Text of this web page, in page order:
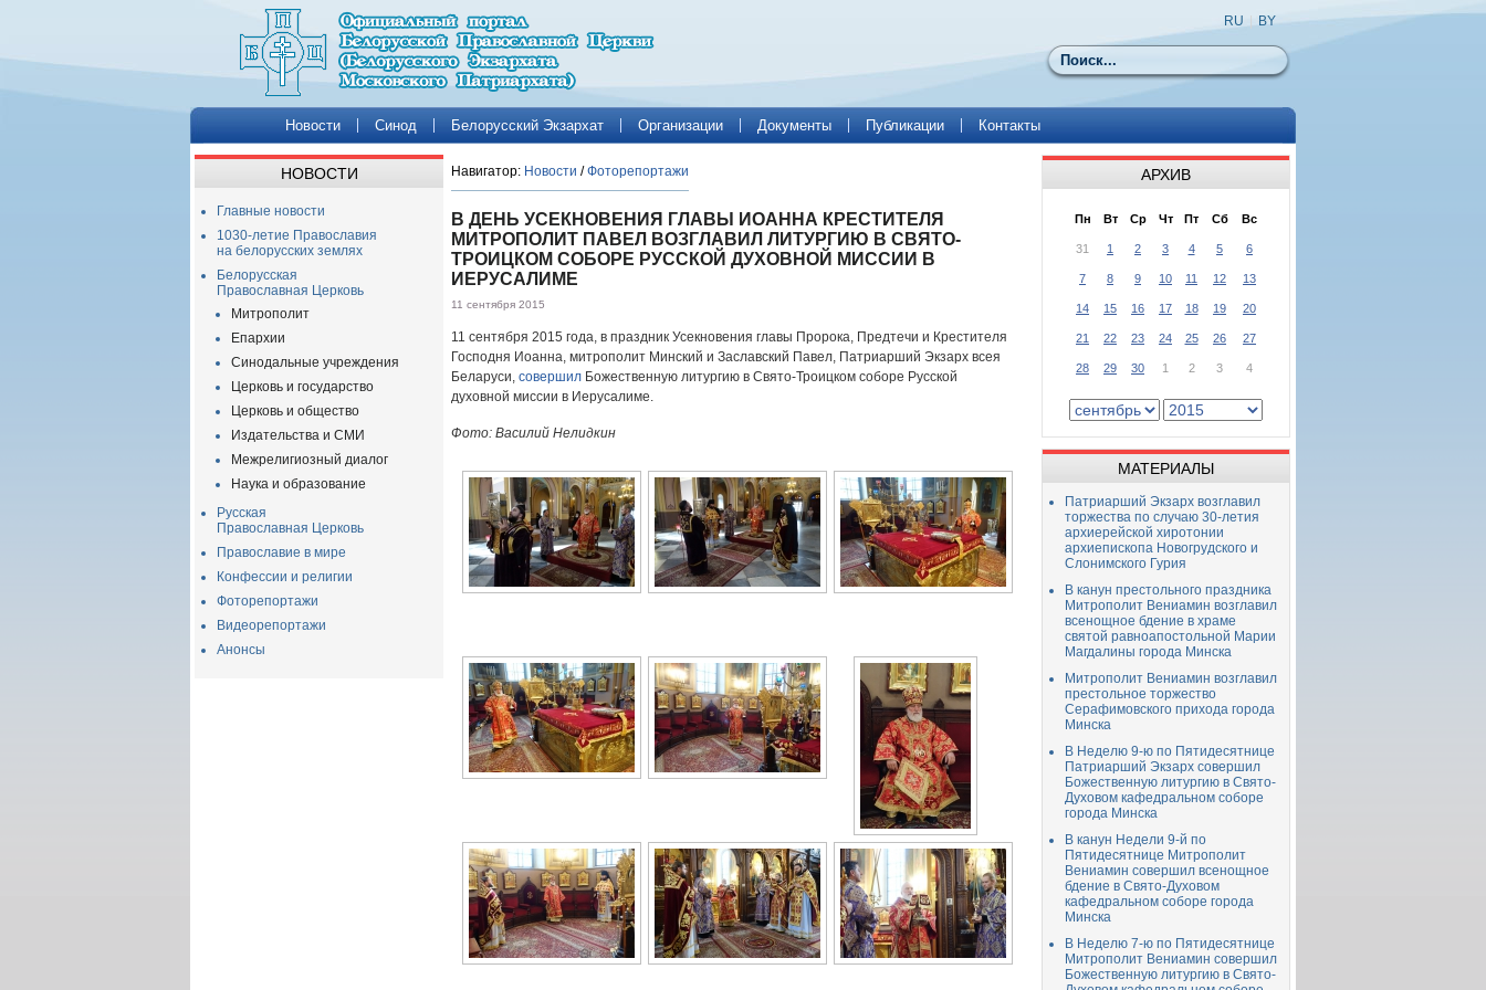
Поиск
RU BY
Новости Синод Белорусский Экзархат Организации Документы Публикации Контакты
НОВОСТИ
Главные новости
1030-летие Православия
на белорусских землях
Белорусская
Православная Церковь
Митрополит
Епархии
Синодальные учреждения
Церковь и государство
Церковь и общество
Издательства и СМИ
Межрелигиозный диалог
Наука и образование
Русская
Православная Церковь
Православие в мире
Конфессии и религии
Фоторепортажи
Видеорепортажи
Анонсы
Навигатор: Новости /Фоторепортажи
В ДЕНЬ УСЕКНОВЕНИЯ ГЛАВЫ ИОАННА КРЕСТИТЕЛЯ
МИТРОПОЛИТ ПАВЕЛ ВОЗГЛАВИЛ ЛИТУРГИЮ В СВЯТО-
ТРОИЦКОМ СОБОРЕ РУССКОЙ ДУХОВНОЙ МИССИИ В
ИЕРУСАЛИМЕ
11 сентября 2015
11 сентября 2015 года, в праздник Усекновения главы Пророка, Предтечи и Крестителя
Господня Иоанна, митрополит Минский и Заславский Павел, Патриарший Экзарх всея
Беларуси, совершил Божественную литургию в Свято-Троицком соборе Русской
духовной миссии в Иерусалиме.
Фото: Василий Нелидкин
АРХИВ
Пн Вт Ср Чт Пт Сб Вс
31 1 2 3 4 5 6
7 8 9 10 11 12 13
14 15 16 17 18 19 20
21 22 23 24 25 26 27
28 29 30 1 2 3 4
МАТЕРИАЛЫ
Патриарший Экзарх возглавил
торжества по случаю 30-летия
архиерейской хиротонии
архиепископа Новогрудского и
Слонимского Гурия
В канун престольного праздника
Митрополит Вениамин возглавил
всенощное бдение в храме
святой равноапостольной Марии
Магдалины города Минска
Митрополит Вениамин возглавил
престольное торжество
Серафимовского прихода города
Минска
В Неделю 9-ю по Пятидесятнице
Патриарший Экзарх совершил
Божественную литургию в Свято-
Духовом кафедральном соборе
города Минска
В канун Недели 9-й по
Пятидесятнице Митрополит
Вениамин совершил всенощное
бдение в Свято-Духовом
кафедральном соборе города
Минска
В Неделю 7-ю по Пятидесятнице
Митрополит Вениамин совершил
Божественную литургию в Свято-